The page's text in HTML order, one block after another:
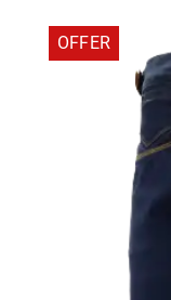
99,00 €.
OFFER